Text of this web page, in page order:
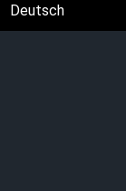
Deutsch